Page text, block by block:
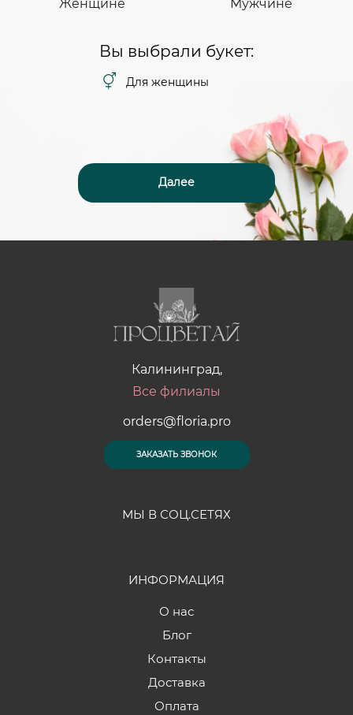
Женщине Мужчине
Вы выбрали букет:
Для женщины
Далее
Калининград,
Все филиалы
orders@floria.pro
ЗАКАЗАТЬ ЗВОНОК
МЫ В СОЦ.СЕТЯХ
ИНФОРМАЦИЯ
О нас
Блог
Контакты
Доставка
Оплата